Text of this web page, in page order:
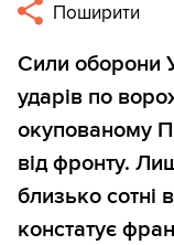
Поширити
Сили оборони
ударів по
окупованому
від фронту.
близько сотні
констатує